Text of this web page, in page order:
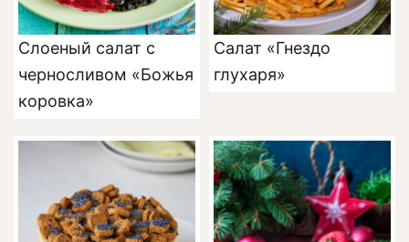
Слоеный салат с
черносливом «Божья
коровка»
Салат «Гнездо
глухаря»